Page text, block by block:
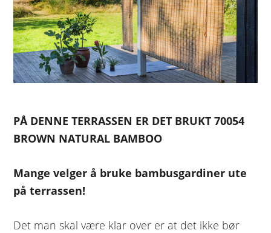
PÅ DENNE TERRASSEN ER DET BRUKT 70054
BROWN NATURAL BAMBOO
Mange velger å bruke bambusgardiner ute
på terrassen!
Det man skal være klar over er at det ikke bør